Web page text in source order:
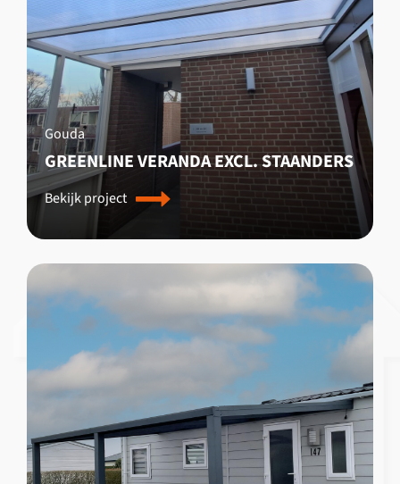
Gouda
GREENLINE VERANDA EXCL. STAANDERS
Bekijk project